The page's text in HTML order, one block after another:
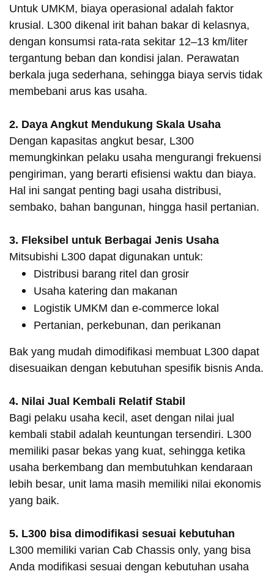
Untuk UMKM, biaya operasional adalah faktor
krusial. L300 dikenal irit bahan bakar di kelasnya,
dengan konsumsi rata-rata sekitar 12–13 km/liter
tergantung beban dan kondisi jalan. Perawatan
berkala juga sederhana, sehingga biaya servis tidak
membebani arus kas usaha.
2. Daya Angkut Mendukung Skala Usaha
Dengan kapasitas angkut besar, L300
memungkinkan pelaku usaha mengurangi frekuensi
pengiriman, yang berarti efisiensi waktu dan biaya.
Hal ini sangat penting bagi usaha distribusi,
sembako, bahan bangunan, hingga hasil pertanian.
3. Fleksibel untuk Berbagai Jenis Usaha
Mitsubishi L300 dapat digunakan untuk:
Distribusi barang ritel dan grosir
Usaha katering dan makanan
Logistik UMKM dan e-commerce lokal
Pertanian, perkebunan, dan perikanan
Bak yang mudah dimodifikasi membuat L300 dapat
disesuaikan dengan kebutuhan spesifik bisnis Anda.
4. Nilai Jual Kembali Relatif Stabil
Bagi pelaku usaha kecil, aset dengan nilai jual
kembali stabil adalah keuntungan tersendiri. L300
memiliki pasar bekas yang kuat, sehingga ketika
usaha berkembang dan membutuhkan kendaraan
lebih besar, unit lama masih memiliki nilai ekonomis
yang baik.
5. L300 bisa dimodifikasi sesuai kebutuhan
L300 memiliki varian Cab Chassis only, yang bisa
Anda modifikasi sesuai dengan kebutuhan usaha